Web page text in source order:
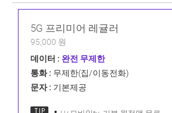
5G 프리미어 레귤러
95,000 원
데이터 : 완전 무제한
통화 : 무제한(집/이동전화)
문자 : 기본제공